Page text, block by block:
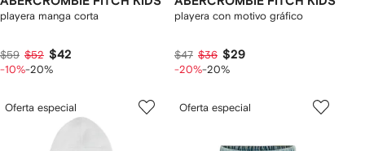
playera manga corta
$59 $52 $42
-10%-20%
playera con motivo gráfico
$47 $36 $29
-20%-20%
Oferta especial Oferta especial